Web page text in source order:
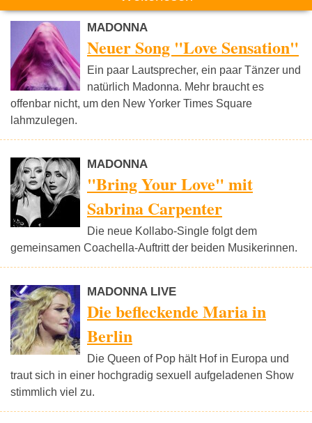
MADONNA
Neuer Song "Love Sensation"
Ein paar Lautsprecher, ein paar Tänzer und
natürlich Madonna. Mehr braucht es
offenbar nicht, um den New Yorker Times Square
lahmzulegen.
MADONNA
"Bring Your Love" mit
Sabrina Carpenter
Die neue Kollabo-Single folgt dem
gemeinsamen Coachella-Auftritt der beiden Musikerinnen.
MADONNA LIVE
Die befleckende Maria in
Berlin
Die Queen of Pop hält Hof in Europa und
traut sich in einer hochgradig sexuell aufgeladenen Show
stimmlich viel zu.